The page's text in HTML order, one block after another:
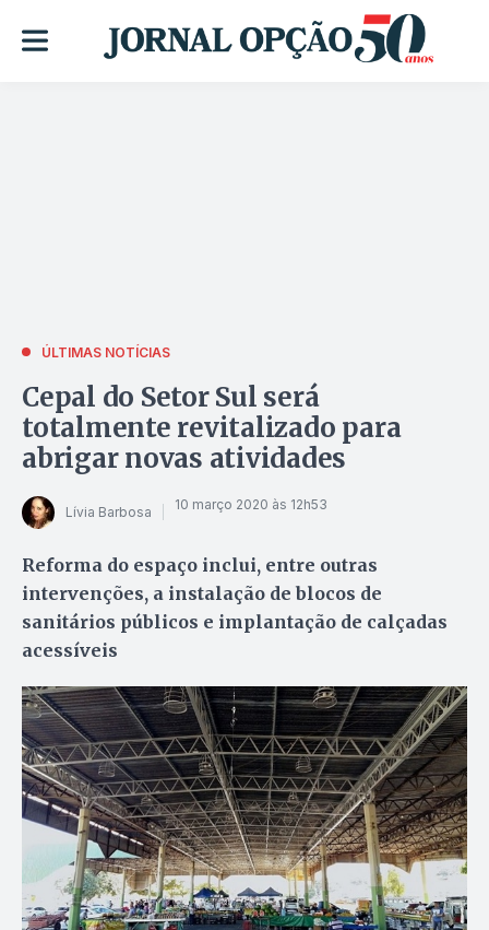
ÚLTIMAS NOTÍCIAS
Cepal do Setor Sul será
totalmente revitalizado para
abrigar novas atividades
Lívia Barbosa 10 março 2020 às 12h53
Reforma do espaço inclui, entre outras
intervenções, a instalação de blocos de
sanitários públicos e implantação de calçadas
acessíveis